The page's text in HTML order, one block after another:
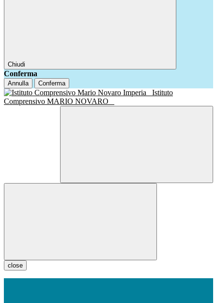
Chiudi
Conferma
Annulla Conferma
Istituto
Comprensivo MARIO NOVARO
close